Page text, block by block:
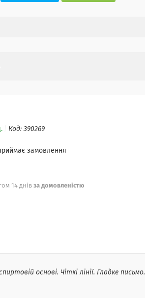
Код: 390269
замовлення
14 днів за домовленістю
основі. Чіткі лінії. Гладке письмо.